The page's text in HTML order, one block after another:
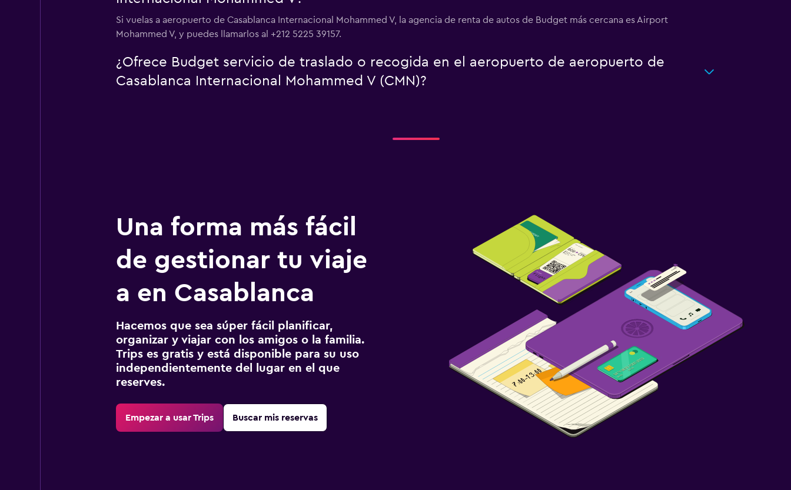
Si vuelas a aeropuerto de Casablanca Internacional Mohammed V, la agencia de renta de autos de Budget más cercana es Airport
Mohammed V, y puedes llamarlos al +212 5225 39157.
¿Ofrece Budget servicio de traslado o recogida en el aeropuerto de aeropuerto de
Casablanca Internacional Mohammed V (CMN)?
Una forma más fácil
de gestionar tu viaje
a en Casablanca
Hacemos que sea súper fácil planificar,
organizar y viajar con los amigos o la familia.
Trips es gratis y está disponible para su uso
independientemente del lugar en el que
reserves.
Empezar a usar Trips Buscar mis reservas